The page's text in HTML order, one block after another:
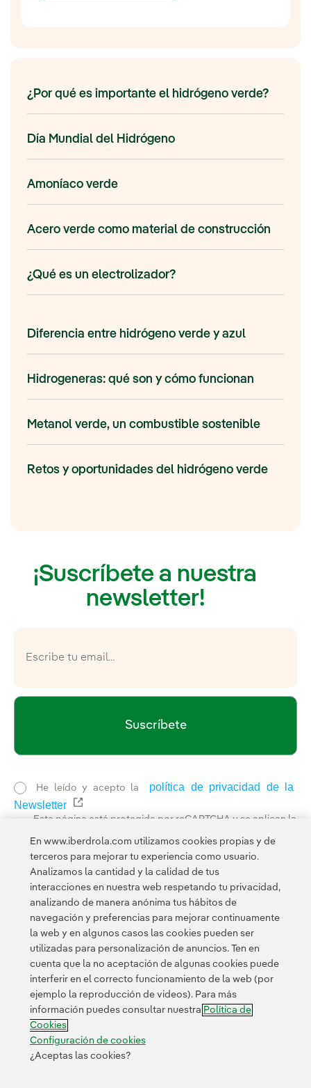
¿Por qué es importante el hidrógeno verde?
Día Mundial del Hidrógeno
Amoníaco verde
Acero verde como material de construcción
¿Qué es un electrolizador?
Diferencia entre hidrógeno verde y azul
Hidrogeneras: qué son y cómo funcionan
Metanol verde, un combustible sostenible
Retos y oportunidades del hidrógeno verde
¡Suscríbete a nuestra
newsletter!
Suscríbete
He leído y acepto la política de privacidad de la
Newsletter
Enlace externo, se abre en ventana nueva.
Esta página está protegida por reCAPTCHA y se aplican la
Google.
Contacta Clientes Política de Privacidad Información legal
Transparencia en el uso de la IA Política de cookies
Configuración de cookies Accesibilidad Canal de denuncias
© 2026 Iberdrola, S.A. Reservados todos los derechos.
En www.iberdrola.com utilizamos cookies propias y de
terceros para mejorar tu experiencia como usuario.
Analizamos la cantidad y la calidad de tus
interacciones en nuestra web respetando tu privacidad,
analizando de manera anónima tus hábitos de
navegación y preferencias para mejorar continuamente
la web y en algunos casos las cookies pueden ser
utilizadas para personalización de anuncios. Ten en
cuenta que la no aceptación de algunas cookies puede
interferir en el correcto funcionamiento de la web (por
ejemplo la reproducción de videos). Para más
información puedes consultar nuestra Política de
Cookies
Configuración de cookies
¿Aceptas las cookies?